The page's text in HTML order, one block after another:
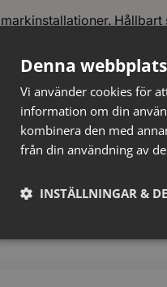
Denna
Vi använder cookies för
information om din
kombinera den med
från din användning av
INSTÄLLNINGAR &